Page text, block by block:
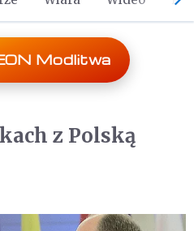
Modlitwa
z Polską